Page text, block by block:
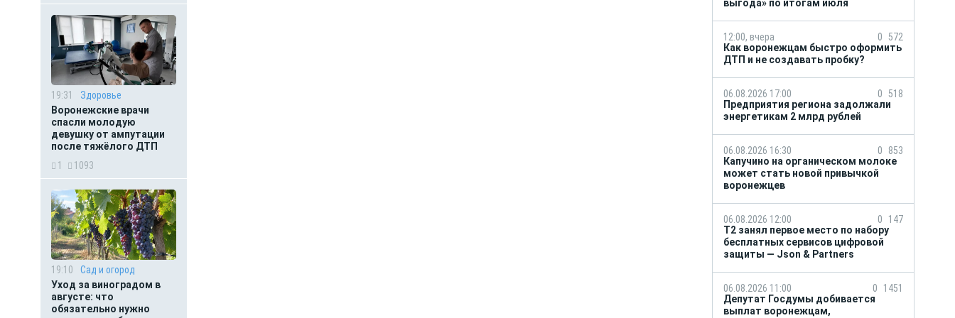
19:31
Здоровье
Воронежские врачи
спасли молодую
девушку от ампутации
после тяжёлого ДТП
1
1093
19:10
Сад и огород
Уход за виноградом в
августе: что
обязательно нужно
выгода» по итогам июля
12:00, вчера 0 572
Как воронежцам быстро оформить
ДТП и не создавать пробку?
06.08.2026 17:00 0 518
Предприятия региона задолжали
энергетикам 2 млрд рублей
06.08.2026 16:30 0
853
Капучино на органическом молоке
может стать новой привычкой
воронежцев
06.08.2026 12:00 0
147
Т2 занял первое место по набору
бесплатных сервисов цифровой
защиты — Json & Partners
06.08.2026 11:00 0
1451
Депутат Госдумы добивается
выплат воронежцам,